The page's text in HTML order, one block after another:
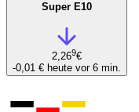
Super E10
2,269€
-0,01 € heute vor 6 min.